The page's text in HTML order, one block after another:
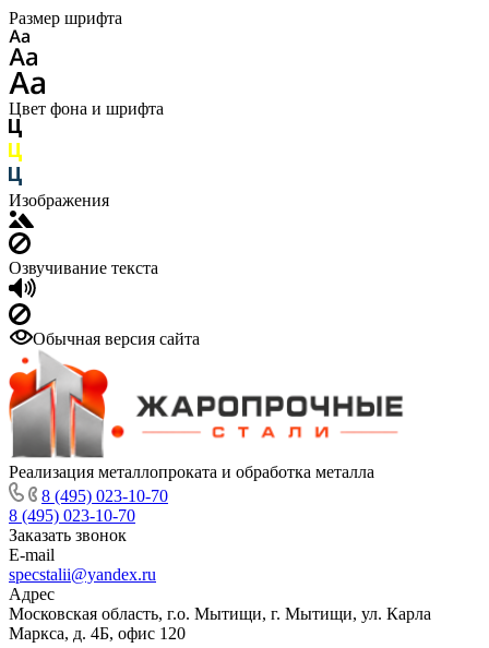
Размер шрифта
Цвет фона и шрифта
Изображения
Озвучивание текста
Обычная версия сайта
Реализация металлопроката и обработка металла
8 (495) 023-10-70
8 (495) 023-10-70
Заказать звонок
E-mail
specstalii@yandex.ru
Адрес
Московская область, г.о. Мытищи, г. Мытищи, ул. Карла
Маркса, д. 4Б, офис 120